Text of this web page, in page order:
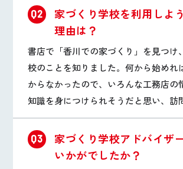
Q2
家づくり学校を利用しよ
理由は？
書店で「香川での家づくり」を見つけ
校のことを知りました。何から始めれ
からなかったので、いろんな工務店の
知識を身につけられそうだと思い、訪
Q3
家づくり学校アドバイザ
いかがでしたか？